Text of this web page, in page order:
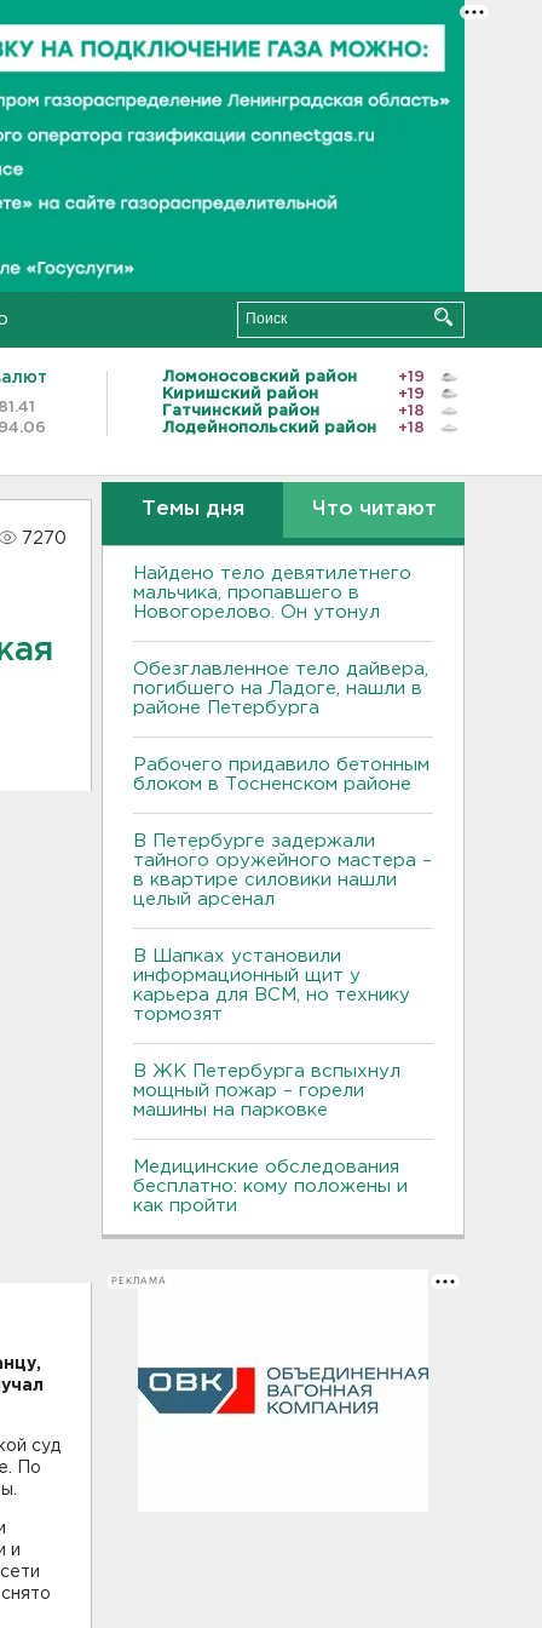
Ломоносовский район
+19
Киришский район
+19
Гатчинский район
+18
Лодейнопольский район
+18
7270
суд
По
и
Темы дня Что читают
Найдено тело девятилетнего
мальчика, пропавшего в
Новогорелово. Он утонул
Обезглавленное тело дайвера,
погибшего на Ладоге, нашли в
районе Петербурга
Рабочего придавило бетонным
блоком в Тосненском районе
В Петербурге задержали
тайного оружейного мастера –
в квартире силовики нашли
целый арсенал
В Шапках установили
информационный щит у
карьера для ВСМ, но технику
тормозят
В ЖК Петербурга вспыхнул
мощный пожар – горели
машины на парковке
Медицинские обследования
бесплатно: кому положены и
как пройти
РЕКЛАМА